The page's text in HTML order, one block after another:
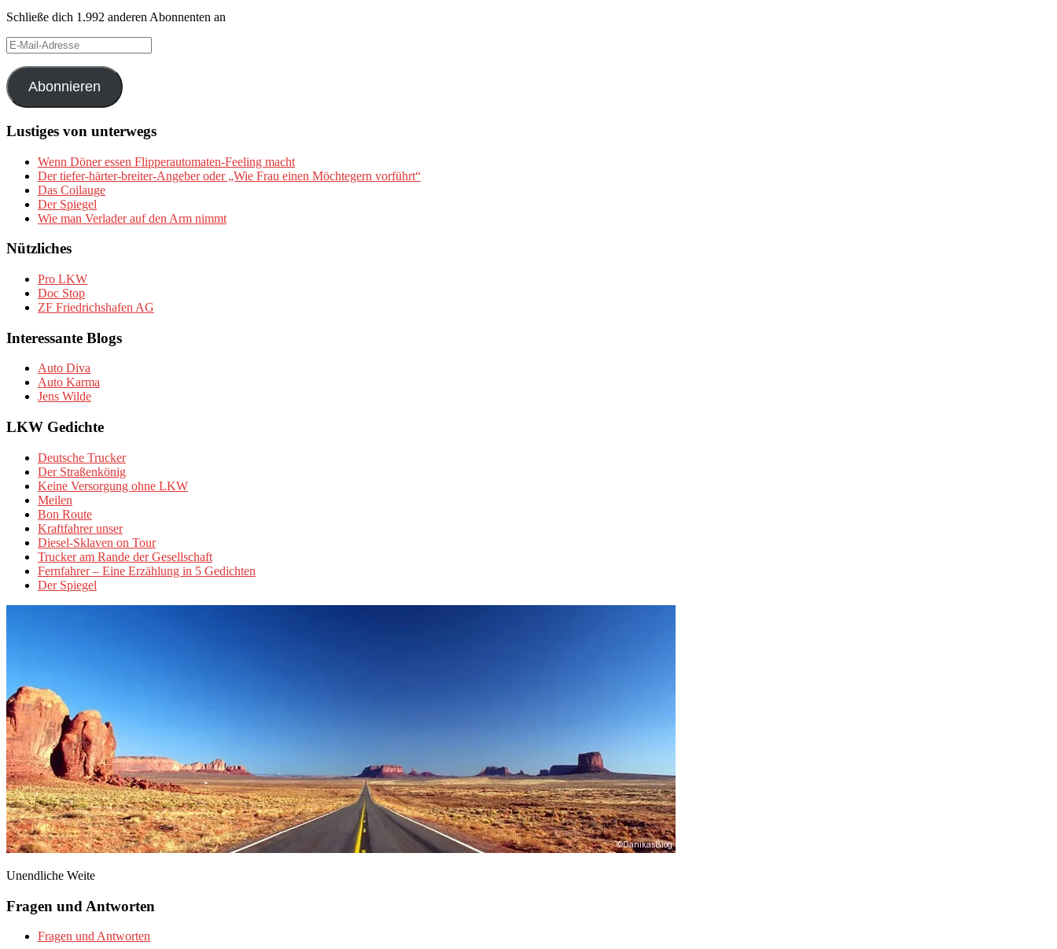
Schließe dich 1.992 anderen Abonnenten an
E-
Mail-
Adresse
Abonnieren
Lustiges von unterwegs
Wenn Döner essen Flipperautomaten-Feeling macht
Der tiefer-härter-breiter-Angeber oder „Wie Frau einen Möchtegern vorführt“
Das Coilauge
Der Spiegel
Wie man Verlader auf den Arm nimmt
Nützliches
Pro LKW
Doc Stop
ZF Friedrichshafen AG
Interessante Blogs
Auto Diva
Auto Karma
Jens Wilde
LKW Gedichte
Deutsche Trucker
Der Straßenkönig
Keine Versorgung ohne LKW
Meilen
Bon Route
Kraftfahrer unser
Diesel-Sklaven on Tour
Trucker am Rande der Gesellschaft
Fernfahrer – Eine Erzählung in 5 Gedichten
Der Spiegel
Unendliche Weite
Fragen und Antworten
Fragen und Antworten